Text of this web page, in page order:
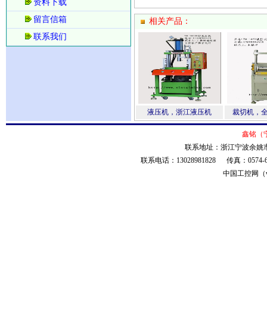
资料下载
留言信箱
联系我们
相关产品：
液压机，浙江液压机 裁切机，
鑫铭（
联系地址：浙江宁波余
联系电话：13028981828 传真：
中国工控网（